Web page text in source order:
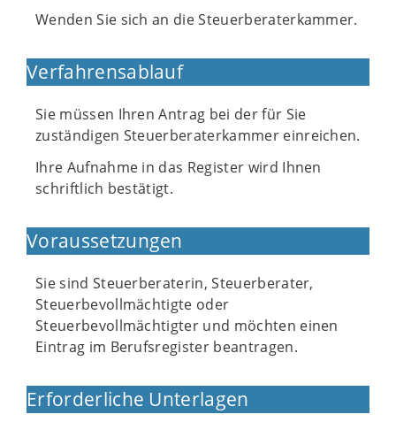
Wenden Sie sich an die Steuerberaterkammer.
Verfahrensablauf
Sie müssen Ihren Antrag bei der für Sie
zuständigen Steuerberaterkammer einreichen.
Ihre Aufnahme in das Register wird Ihnen
schriftlich bestätigt.
Voraussetzungen
Sie sind Steuerberaterin, Steuerberater,
Steuerbevollmächtigte oder
Steuerbevollmächtigter und möchten einen
Eintrag im Berufsregister beantragen.
Erforderliche Unterlagen